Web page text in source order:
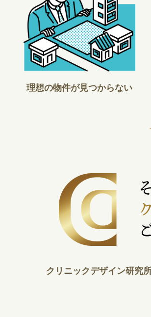
理想の物件が見つからない
クリニックデザイン研究